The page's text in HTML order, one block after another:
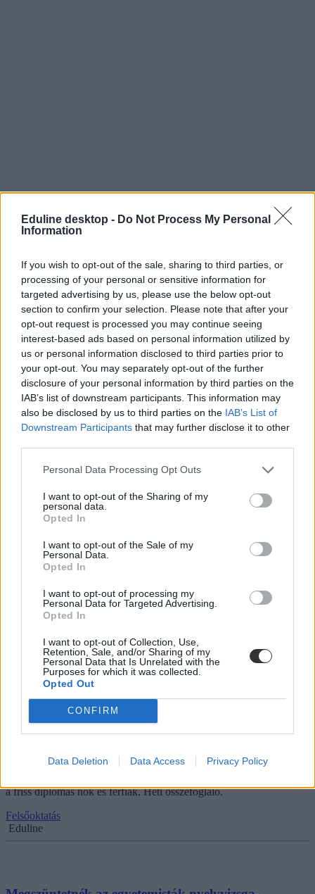
Eduline desktop - Do Not Process My Personal
Information
If you wish to opt-out of the sale, sharing to third parties, or
processing of your personal or sensitive information for
targeted advertising by us, please use the below opt-out
section to confirm your selection. Please note that after your
opt-out request is processed you may continue seeing
interest-based ads based on personal information utilized by
us or personal information disclosed to third parties prior to
your opt-out. You may separately opt-out of the further
disclosure of your personal information by third parties on the
IAB’s list of downstream participants. This information may
also be disclosed by us to third parties on the IAB’s List of
Downstream Participants that may further disclose it to other
Personal Data Processing Opt Outs
I want to opt-out of the Sharing of my
personal data.
Opted In
I want to opt-out of the Sale of my
Personal Data.
Opted In
I want to opt-out of processing my
Personal Data for Targeted Advertising.
Opted In
I want to opt-out of Collection, Use,
Retention, Sale, and/or Sharing of my
Personal Data that Is Unrelated with the
Purposes for which it was collected.
Opted Out
CONFIRM
Data Deletion Data Access Privacy Policy
Elfogadják-e az új, az alapfokúnál könnyebb
nyelvvizsgát az egyetemek?
Elfogadják-e majd az új, A2-es nyelvvizsgát az egyetemek,
főiskolák? Minden szakon feltétel lesz a bizonyítvány? Újabb
olvasói kérdésre válaszoltunk.
Nyelvtanulás
Eduline
A hét hírei: ilyen az új felsőoktatási stratégia, már
2014-ben 300 lehet a minimumponthatár
Egyes szakokon nyelvvizsga nélkül is lehetne diplomát szerezni az
megvonnák az állami ösztöndíjas helyeket. Megnéztük, mivel járna,
ha az eredeti tervekkel ellentétben már jövőre 300-ra emelkedne a
a friss diplomás nők és férfiak. Heti összefoglaló.
Felsőoktatás
Eduline